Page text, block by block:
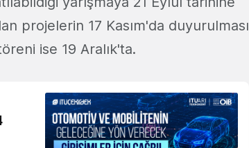
projelerin 17 Kasım'da duyurulması
ise 19 Aralık'ta.